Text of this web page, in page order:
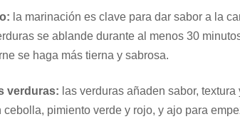
la marinación es clave para dar sabor a la
se ablande durante al menos 30
se haga más tierna y sabrosa.
verduras: las verduras añaden sabor,
pimiento verde y rojo, y ajo para